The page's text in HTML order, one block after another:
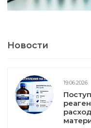
Новости
19.06.2026